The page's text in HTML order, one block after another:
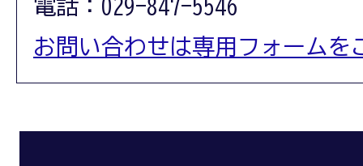
電話：029-847-5546
お問い合わせは専用フォームを